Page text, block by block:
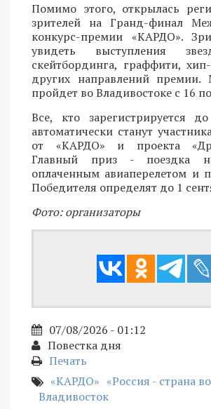
Помимо этого, открылась
зрителей на Гранд-финал
конкурс-премии «КАРДО».
увидеть выступления
скейтбординга, граффити,
других направлений премии.
пройдет во Владивостоке с 16
Все, кто зарегистрируется
автоматически станут
от «КАРДО» и проекта
Главный приз - поездка
оплаченным авиаперелетом и
Победителя определят до 1
Фото: организаторы
07/08/2026 - 01:12
Повестка дня
Печать
«КАРДО» «Россия - страна
Владивосток